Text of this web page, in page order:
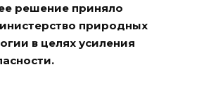
решение приняло
природных
в целях усиления